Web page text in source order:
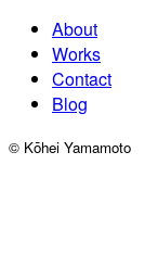
About
Works
Contact
Blog
©︎ Kōhei Yamamoto